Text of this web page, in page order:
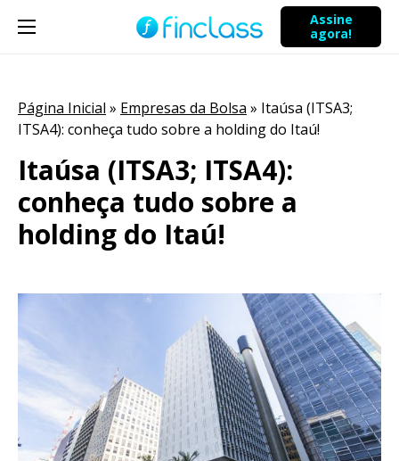
Assine
agora!
Página Inicial » Empresas da Bolsa » Itaúsa (ITSA3;
ITSA4): conheça tudo sobre a holding do Itaú!
Itaúsa (ITSA3; ITSA4):
conheça tudo sobre a
holding do Itaú!